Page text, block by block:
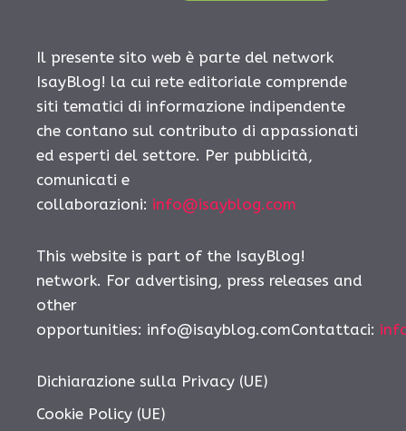
Il presente sito web è parte del network
IsayBlog! la cui rete editoriale comprende
siti tematici di informazione indipendente
che contano sul contributo di appassionati
ed esperti del settore. Per pubblicità,
comunicati e
collaborazioni: info@isayblog.com
This website is part of the IsayBlog!
network. For advertising, press releases and
other
opportunities: info@isayblog.comContattaci:
Dichiarazione sulla Privacy (UE)
Cookie Policy (UE)